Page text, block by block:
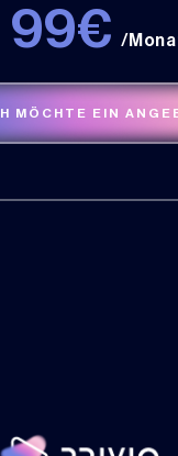
99€ /
MÖCHTE EIN